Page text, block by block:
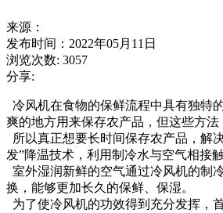
来源：
发布时间：2022年05月11日
浏览次数: 3057
分享:
冷风机在食物的保鲜流程中具有独特
爽的地方用来保存农产品，但这些方
所以真正想要长时间保存农产品，解
发”降温技术，利用制冷水与空气相接
室外湿润新鲜的空气通过冷风机的制
换，能够更加长久的保鲜、保湿。
为了使冷风机的功效得到充分发挥，